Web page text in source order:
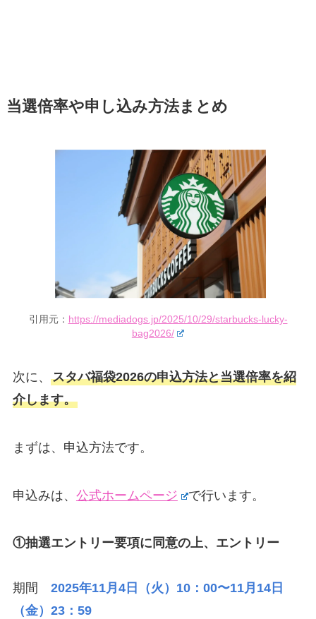
当選倍率や申し込み方法まとめ
引用元： https://mediadogs.jp/2025/10/29/starbucks-lucky-
bag2026/
次に、 スタバ福袋2026の申込方法と当選倍率を紹
介します。
まずは、申込方法です。
申込みは、 公式ホームページ で行います。
①抽選エントリー要項に同意の上、エントリー
期間 2025年11月4日（火）10：00〜11月14日
（金）23：59